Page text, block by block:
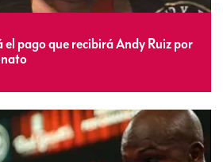
el pago que recibirá Andy Ruiz por